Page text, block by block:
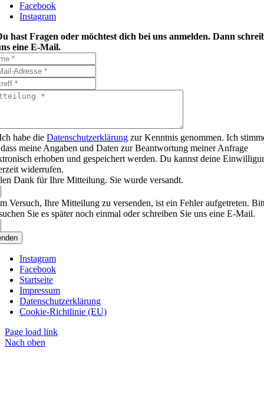
Facebook
Instagram
hast Fragen oder möchtest dich bei uns anmelden. Dann
eine E-Mail.
habe die Datenschutzerklärung zur Kenntnis genommen. Ich
meine Angaben und Daten zur Beantwortung meiner Anfrage
erhoben und gespeichert werden. Du kannst deine
widerrufen.
Dank für Ihre Mitteilung. Sie wurde versandt.
Versuch, Ihre Mitteilung zu versenden, ist ein Fehler aufgetreten.
Sie es später noch einmal oder schreiben Sie uns eine E-Mail.
Instagram
Facebook
Startseite
Impressum
Datenschutzerklärung
Cookie-Richtlinie (EU)
Page load link
Nach oben